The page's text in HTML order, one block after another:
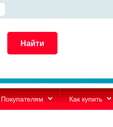
Найти
Покупателям Как купить